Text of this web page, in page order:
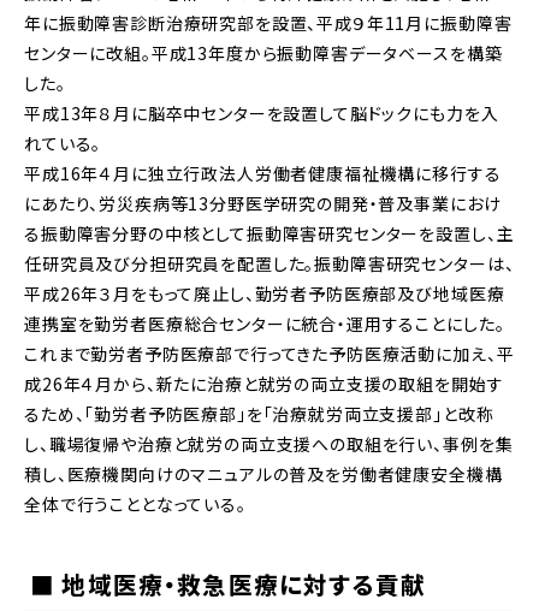
年に振動障害診断治療研究部を設置、平成９年11月に振動障害
センターに改組。平成13年度から振動障害データベースを構築
した。
平成13年８月に脳卒中センターを設置して脳ドックにも力を入
れている。
平成16年４月に独立行政法人労働者健康福祉機構に移行する
にあたり、労災疾病等13分野医学研究の開発・普及事業におけ
る振動障害分野の中核として振動障害研究センターを設置し、主
任研究員及び分担研究員を配置した。振動障害研究センターは、
平成26年３月をもって廃止し、勤労者予防医療部及び地域医療
連携室を勤労者医療総合センターに統合・運用することにした。
これまで勤労者予防医療部で行ってきた予防医療活動に加え、平
成26年４月から、新たに治療と就労の両立支援の取組を開始す
るため、「勤労者予防医療部」を「治療就労両立支援部」と改称
し、職場復帰や治療と就労の両立支援への取組を行い、事例を集
積し、医療機関向けのマニュアルの普及を労働者健康安全機構
全体で行うこととなっている。
■ 地域医療・救急医療に対する貢献